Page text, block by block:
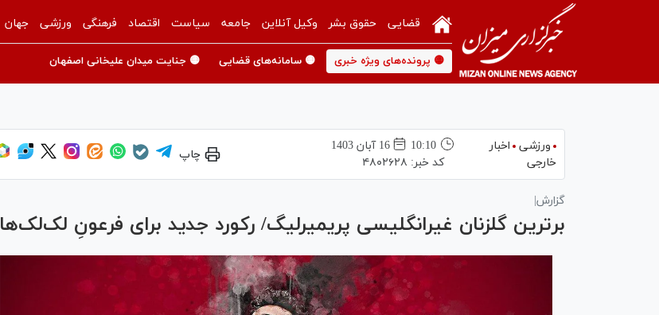
قضایی حقوق بشر وکیل آنلاین جامعه سیاست اقتصاد فرهنگی ورزشی جهان
🟡 پرونده‌های ویژه خبری 🟡 سامانه‌های قضایی 🟡 جنایت میدان علیخانی اصفهان
ورزشی
اخبار
خارجی
10:10
16 آبان 1403
کد خبر: ۴۸۰۲۶۲۸
چاپ
گزارش|
برترین گلزنان غیرانگلیسی پریمیرلیگ/ رکورد جدید برای فرعونِ لک‌لک‌ها